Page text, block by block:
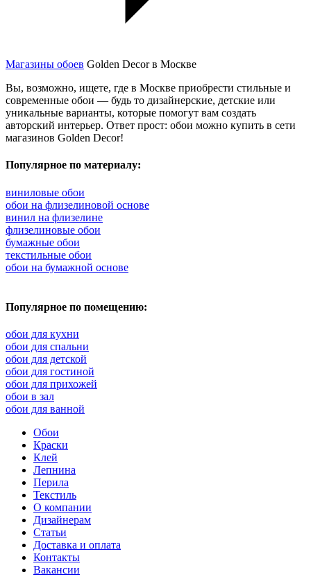
Магазины обоев Golden Decor в Москве
Вы, возможно, ищете, где в Москве приобрести стильные и
современные обои — будь то дизайнерские, детские или
уникальные варианты, которые помогут вам создать
авторский интерьер. Ответ прост: обои можно купить в сети
магазинов Golden Decor!
Популярное по материалу:
виниловые обои
обои на флизелиновой основе
винил на флизелине
флизелиновые обои
бумажные обои
текстильные обои
обои на бумажной основе
Популярное по помещению:
обои для кухни
обои для спальни
обои для детской
обои для гостиной
обои для прихожей
обои в зал
обои для ванной
Обои
Краски
Клей
Лепнина
Перила
Текстиль
О компании
Дизайнерам
Статьи
Доставка и оплата
Контакты
Вакансии